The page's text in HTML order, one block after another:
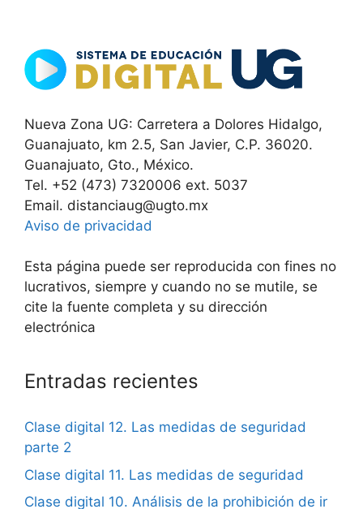
Nueva Zona UG: Carretera a Dolores Hidalgo,
Guanajuato, km 2.5, San Javier, C.P. 36020.
Guanajuato, Gto., México.
Tel. +52 (473) 7320006 ext. 5037
Email. distanciaug@ugto.mx
Aviso de privacidad
Esta página puede ser reproducida con fines no
lucrativos, siempre y cuando no se mutile, se
cite la fuente completa y su dirección
electrónica
Entradas recientes
Clase digital 12. Las medidas de seguridad
parte 2
Clase digital 11. Las medidas de seguridad
Clase digital 10. Análisis de la prohibición de ir